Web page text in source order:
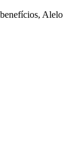
Alelo